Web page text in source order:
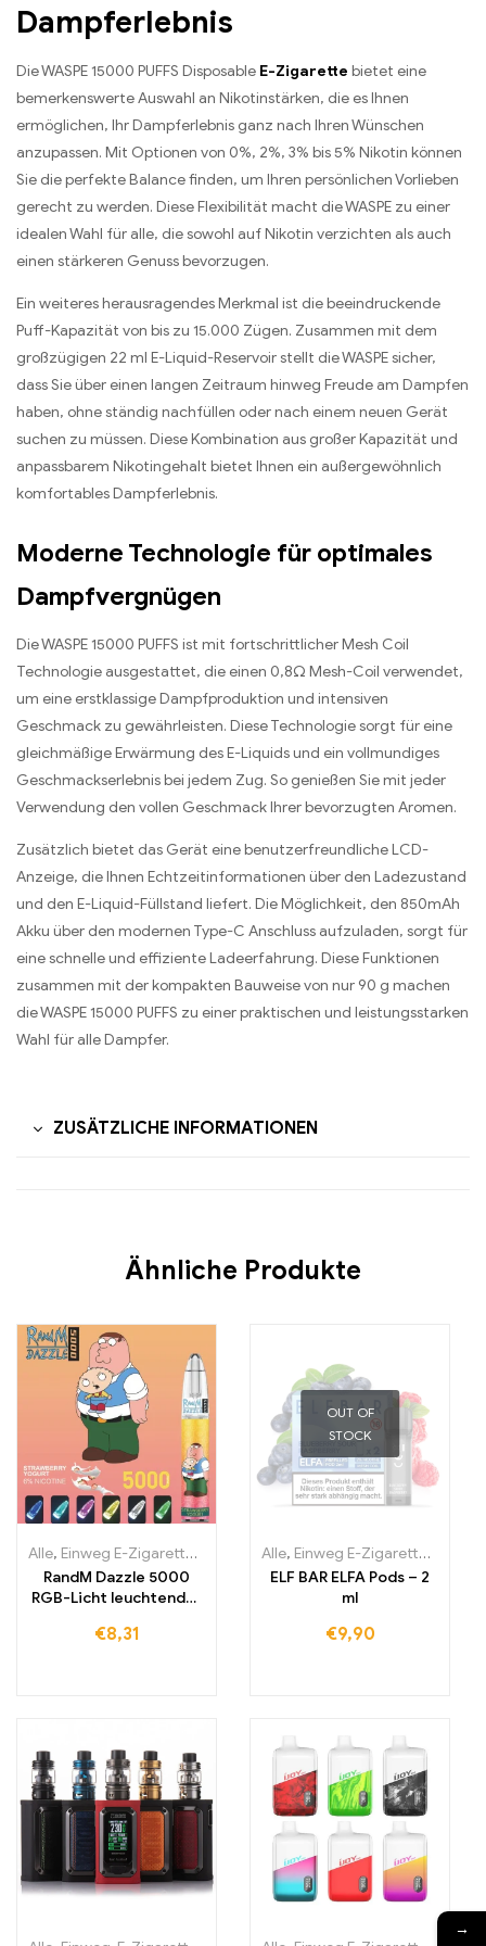
Dampferlebnis
Die WASPE 15000 PUFFS Disposable E-Zigarette bietet eine
bemerkenswerte Auswahl an Nikotinstärken, die es Ihnen
ermöglichen, Ihr Dampferlebnis ganz nach Ihren Wünschen
anzupassen. Mit Optionen von 0%, 2%, 3% bis 5% Nikotin können
Sie die perfekte Balance finden, um Ihren persönlichen Vorlieben
gerecht zu werden. Diese Flexibilität macht die WASPE zu einer
idealen Wahl für alle, die sowohl auf Nikotin verzichten als auch
einen stärkeren Genuss bevorzugen.
Ein weiteres herausragendes Merkmal ist die beeindruckende
Puff-Kapazität von bis zu 15.000 Zügen. Zusammen mit dem
großzügigen 22 ml E-Liquid-Reservoir stellt die WASPE sicher,
dass Sie über einen langen Zeitraum hinweg Freude am Dampfen
haben, ohne ständig nachfüllen oder nach einem neuen Gerät
suchen zu müssen. Diese Kombination aus großer Kapazität und
anpassbarem Nikotingehalt bietet Ihnen ein außergewöhnlich
komfortables Dampferlebnis.
Moderne Technologie für optimales
Dampfvergnügen
Die WASPE 15000 PUFFS ist mit fortschrittlicher Mesh Coil
Technologie ausgestattet, die einen 0,8Ω Mesh-Coil verwendet,
um eine erstklassige Dampfproduktion und intensiven
Geschmack zu gewährleisten. Diese Technologie sorgt für eine
gleichmäßige Erwärmung des E-Liquids und ein vollmundiges
Geschmackserlebnis bei jedem Zug. So genießen Sie mit jeder
Verwendung den vollen Geschmack Ihrer bevorzugten Aromen.
Zusätzlich bietet das Gerät eine benutzerfreundliche LCD-
Anzeige, die Ihnen Echtzeitinformationen über den Ladezustand
und den E-Liquid-Füllstand liefert. Die Möglichkeit, den 850mAh
Akku über den modernen Type-C Anschluss aufzuladen, sorgt für
eine schnelle und effiziente Ladeerfahrung. Diese Funktionen
zusammen mit der kompakten Bauweise von nur 90 g machen
die WASPE 15000 PUFFS zu einer praktischen und leistungsstarken
Wahl für alle Dampfer.
ZUSÄTZLICHE INFORMATIONEN
Ähnliche Produkte
Alle, Einweg E-Zigaretten Einweg-E-Zigaretten Irland,Einweg-E-
RandM Dazzle 5000
RGB-Licht leuchtender
5000 Züge
€8,31
OUT OF
STOCK
Alle, Einweg E-Zigaretten
ELF BAR ELFA Pods – 2
ml
€9,90
→